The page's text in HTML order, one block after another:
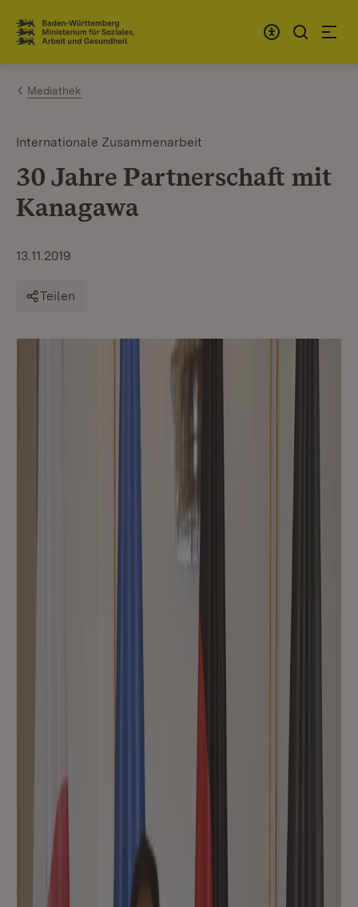
Zum Inhalt springen
Link zur Startseite
Mediathek
Internationale Zusammenarbeit
30 Jahre Partnerschaft mit
Kanagawa
13.11.2019
Teilen